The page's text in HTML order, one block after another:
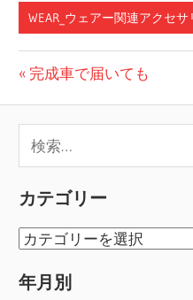
WEAR_ウェアー関連アクセサ
投
稿
ナ
ゲ
ー
シ
前
投
稿:
完成車で届いても
索:
カテゴリー
カ
ゴ
年月別